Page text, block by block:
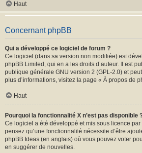
Haut
Concernant phpBB
Qui a développé ce logiciel de forum ?
Ce logiciel (dans sa version non modifiée) est
phpBB Limited , qui en a les droits d’auteur. Il est
publique générale GNU version 2 (GPL-2.0) et
plus d’informations, visitez la page « À propos de
Haut
Pourquoi la fonctionnalité X n’est pas disponible
Ce logiciel a été développé et mis sous licence
pensez qu’une fonctionnalité nécessite d’être
phpBB Ideas (en anglais) où vous pouvez voter
en suggérer de nouvelles.